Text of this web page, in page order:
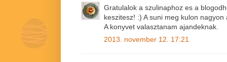
Gratulalok a szulinaphoz es a
keszitesz! :) A suni meg kulon nagyon
A konyvet valasztanam ajandeknak.
2013. november 12. 17:21